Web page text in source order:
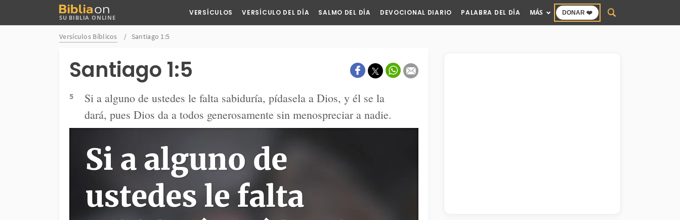
SU BIBLIA ONLINE
VERSÍCULOS VERSÍCULO DEL DÍA SALMO DEL DÍA DEVOCIONAL DIARIO PALABRA DEL DÍA MÁS DONAR ❤️
Buscar
Versículos Bíblicos Santiago 1:5
Santiago 1:5
5
Si a alguno de ustedes le falta sabiduría, pídasela a Dios, y él se la
dará, pues Dios da a todos generosamente sin menospreciar a nadie.